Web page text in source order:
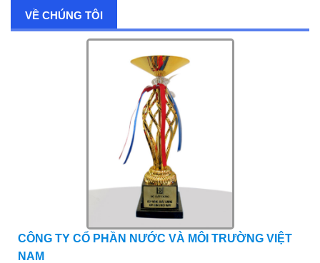
VỀ CHÚNG TÔI
CÔNG TY CỔ PHẦN NƯỚC VÀ MÔI TRƯỜNG VIỆT
NAM